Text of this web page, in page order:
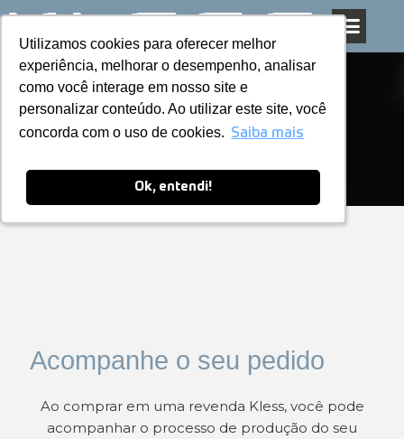
Utilizamos cookies para oferecer melhor
experiência, melhorar o desempenho, analisar
como você interage em nosso site e
personalizar conteúdo. Ao utilizar este site, você
concorda com o uso de cookies. Saiba mais
Ok, entendi!
Utilizamos cookies para oferecer melhor
experiência, melhorar o desempenho, analisar
como você interage em nosso site e
personalizar conteúdo. Ao utilizar este site, você
concorda com o uso de cookies. Saiba mais
Ok, entendi!
Pular
para
o
conteúdo
Acompanhe o seu pedido
Ao comprar em uma revenda Kless, você pode
acompanhar o processo de produção do seu